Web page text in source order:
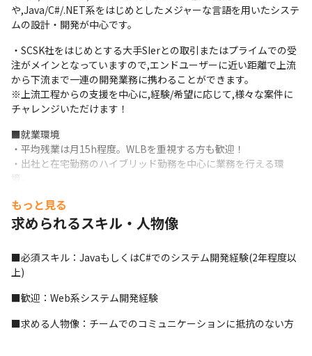
や,Java/C#/.NET系をはじめとしたメジャーな言語を用いたシステ
ムの設計・開発が中心です。
・SCSK社をはじめとする大手SIerとの取引またはプライムでの受
注がメインとなっていますので,エンドユーザーに近い距離で上流
から下流まで一連の開発業務に携わることができます。
※上流工程からの支援を中心に,経験/希望に応じて,様々な案件に
チャレンジいただけます！
■就業環境
・平均残業は月15h程度。WLBを重視する方も歓迎！
・出社と在宅勤務のハイブリッド勤務を中心に業務を行える環
境。
有。
もっと見る
求められるスキル・人物像
■必須スキル：JavaもしくはC#でのシステム開発経験(2年程度以
上)
■歓迎：Web系システム開発経験
■求める人物像：チームでのコミュニケーションに抵抗のない方